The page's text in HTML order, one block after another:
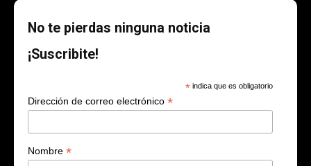
No te pierdas ninguna noticia
¡Suscribite!
* indica que es obligatorio
Dirección de correo electrónico *
Nombre *